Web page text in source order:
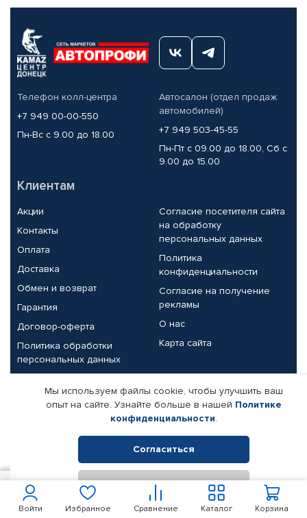
Войти Избранное Сравнение Корзина
Каталог
Телефон колл-центра
+7 949 00-00-550
Пн-Вс с 9.00 до 18.00
Автосалон (отдел продаж
автомобилей)
+7 949 503-45-55
Пн-Пт с 09.00 до 18.00, Сб с
9.00 до 15.00
Клиентам
Акции
Контакты
Оплата
Доставка
Обмен и возврат
Гарантия
Договор-оферта
Политика обработки
персональных данных
Согласие посетителя сайта
на обработку
персональных данных
Политика
конфиденциальности
Согласие на получение
рекламы
О нас
Карта сайта
Партнерам
Корпоративным клиентам
Поставщикам
Реквизиты компании
© КАМАЗ ЦЕНТР ДОНЕЦК, 2015-2026. Все права защищены.
Интернет-магазин автомобильных товаров Автопрофи.
Мы используем файлы cookie, чтобы улучшить ваш
опыт на сайте. Узнайте больше в нашей Политике
конфиденциальности.
Согласиться
Отклонить
700 В корзину